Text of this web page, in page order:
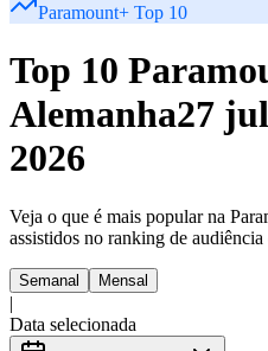
Paramount+ Top 10
Top 10
Alemanha27
2026
Veja o que é mais popular na
assistidos no ranking de audiência
Semanal Mensal
|
Data selecionada